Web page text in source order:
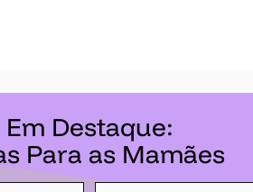
Em Destaque:
Para as Mamães